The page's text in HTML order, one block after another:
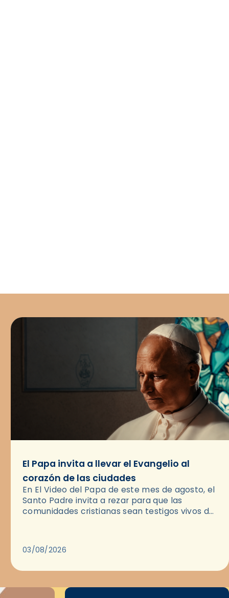
El Papa invita a llevar el Evangelio al
corazón de las ciudades
En El Video del Papa de este mes de agosto, el
Santo Padre invita a rezar para que las
comunidades cristianas sean testigos vivos del
03/08/2026